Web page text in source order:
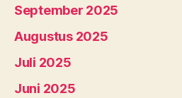
September 2025
Augustus 2025
Juli 2025
Juni 2025